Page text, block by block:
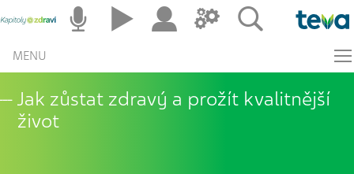
MENU
Jak zůstat zdravý a prožít kvalitnější
život